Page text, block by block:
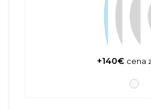
+140€ cena